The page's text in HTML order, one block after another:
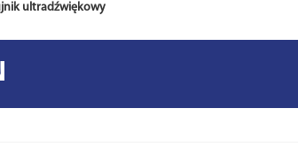
ultradźwiękowy